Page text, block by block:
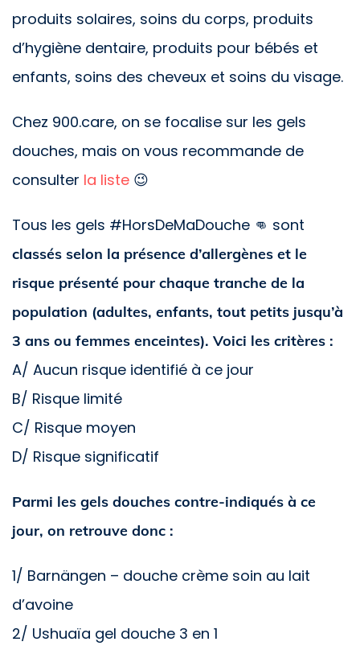
produits solaires, soins du corps, produits
d’hygiène dentaire, produits pour bébés et
enfants, soins des cheveux et soins du visage.
Chez 900.care, on se focalise sur les gels
douches, mais on vous recommande de
consulter la liste 😉
Tous les gels #HorsDeMaDouche 👊 sont
classés selon la présence d’allergènes et le
risque présenté pour chaque tranche de la
population (adultes, enfants, tout petits jusqu’à
3 ans ou femmes enceintes). Voici les critères :
A/ Aucun risque identifié à ce jour
B/ Risque limité
C/ Risque moyen
D/ Risque significatif
Parmi les gels douches contre-indiqués à ce
jour, on retrouve donc :
1/ Barnängen – douche crème soin au lait
d’avoine
2/ Ushuaïa gel douche 3 en 1